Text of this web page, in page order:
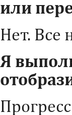
или
Нет. Все
Я